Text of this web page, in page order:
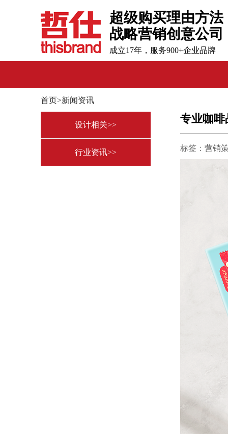
超级购买理由方法
战略营销创意公司
成立17年，服务900+企业品牌
专业咖
标签： 营销
首页>新闻资讯
设计相关>>
行业资讯>>